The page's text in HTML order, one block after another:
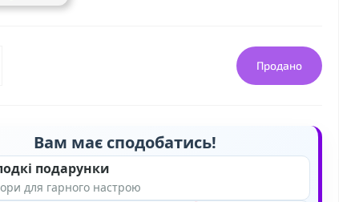
Продано
Вам має сподобатись!
подарунки
для гарного настрою